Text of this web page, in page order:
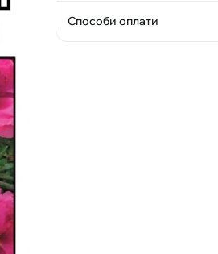
Способи оплати